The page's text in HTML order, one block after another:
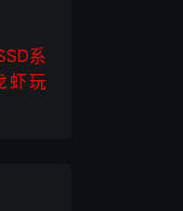
系
虾玩